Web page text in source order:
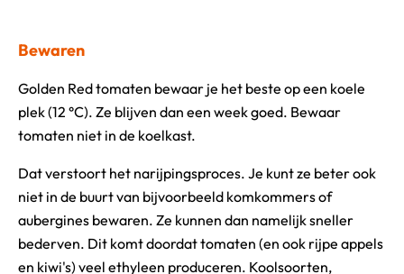
Bewaren
Golden Red tomaten bewaar je het beste op een koele
plek (12 °C). Ze blijven dan een week goed. Bewaar
tomaten niet in de koelkast.
Dat verstoort het narijpingsproces. Je kunt ze beter ook
niet in de buurt van bijvoorbeeld komkommers of
aubergines bewaren. Ze kunnen dan namelijk sneller
bederven. Dit komt doordat tomaten (en ook rijpe appels
en kiwi's) veel ethyleen produceren. Koolsoorten,